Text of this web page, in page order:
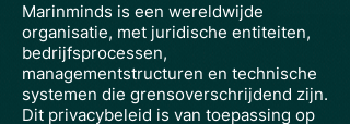
Marinminds is een wereldwijde
organisatie, met juridische entiteiten,
bedrijfsprocessen,
managementstructuren en technische
systemen die grensoverschrijdend zijn.
Dit privacybeleid is van toepassing op